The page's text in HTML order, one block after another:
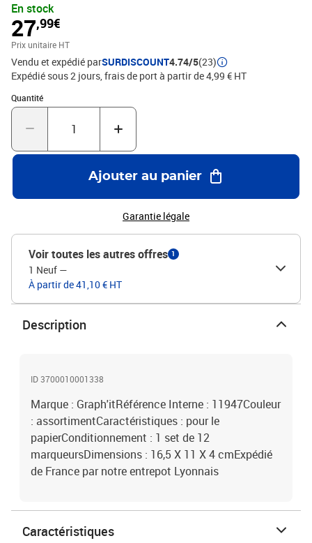
En stock
27,99€
Prix unitaire HT
Vendu et expédié parSURDISCOUNT4.74/5(23)
Expédié sous 2 jours, frais de port à partir de 4,99 € HT
Quantité
Quantité : 1
Ajouter au panier
Garantie légale
Voir toutes les autres offres 1
1 Neuf —
À partir de 41,10 € HT
Description
ID 3700010001338
Marque : Graph'itRéférence Interne : 11947Couleur
: assortimentCaractéristiques : pour le
papierConditionnement : 1 set de 12
marqueursDimensions : 16,5 X 11 X 4 cmExpédié
de France par notre entrepot Lyonnais
Caractéristiques